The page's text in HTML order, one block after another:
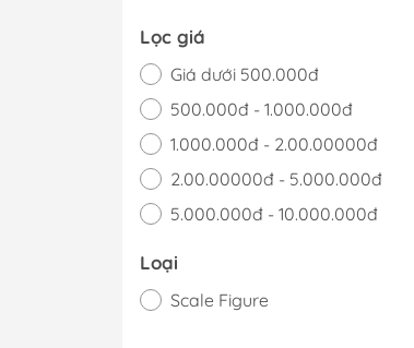
Lọc giá
Giá dưới 500.000đ
500.000đ - 1.000.000đ
1.000.000đ - 2.00.00000đ
2.00.00000đ - 5.000.000đ
5.000.000đ - 10.000.000đ
Loại
Scale Figure